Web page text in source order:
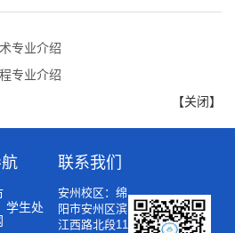
专业介绍
专业介绍
【关闭】
学生处
联系我们
安州校区：绵
阳市安州区滨
江西路北段11